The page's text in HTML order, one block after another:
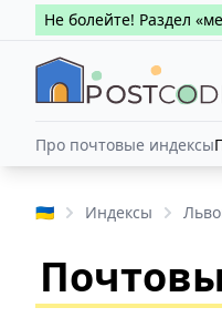
Не болейте! Раздел
Про почтовые индексы
🇺🇦 Индексы